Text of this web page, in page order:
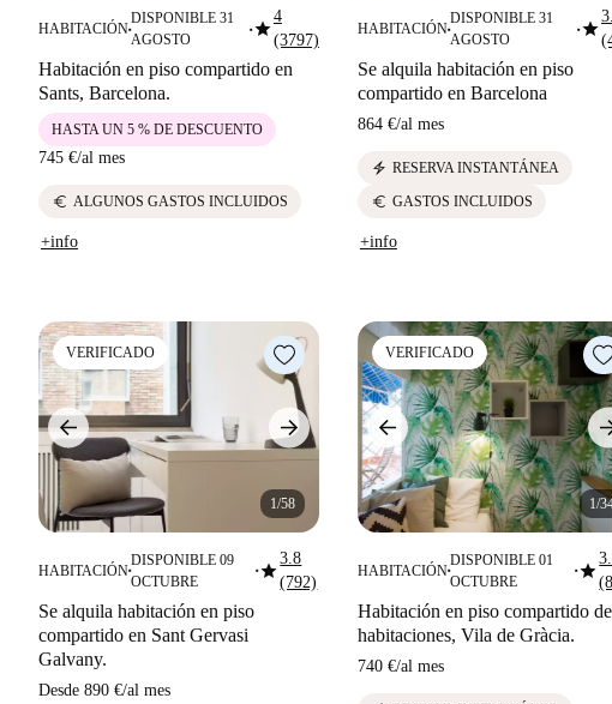
HABITACIÓN■
DISPONIBLE 31
AGOSTO
■star4
(3797)
Habitación en piso compartido en
Sants, Barcelona.
745 €/al mes
HASTA UN 5 % DE DESCUENTO
euro ALGUNOS GASTOS INCLUIDOS
+info
HABITACIÓN■
DISPONIBLE 31
AGOSTO
■star
Se alquila habitación en piso
compartido en Barcelona
864 €/al mes
electric_bolt RESERVA INSTANTÁNEA
euro GASTOS INCLUIDOS
+info
VERIFICADO
1/58
HABITACIÓN■
DISPONIBLE 09
OCTUBRE
■star3.8
(792)
Se alquila habitación en piso
compartido en Sant Gervasi
Galvany.
Desde 890 €/al mes
VERIFICADO
1/
HABITACIÓN■
DISPONIBLE 01
OCTUBRE
■star
Habitación en piso compartido
habitaciones, Vila de Gràcia.
740 €/al mes